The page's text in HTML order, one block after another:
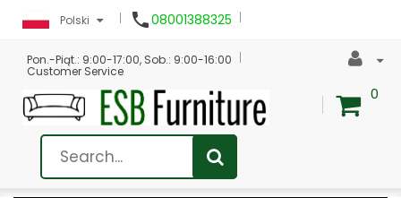
Polski 08001388325
Pon.-Piąt.: 9:00-17:00, Sob.: 9:00-16:00
Customer Service
0